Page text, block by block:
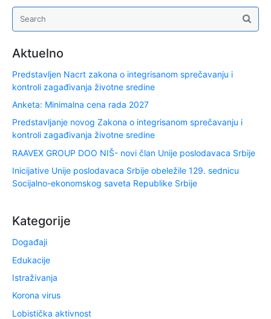
Aktuelno
Predstavljen Nacrt zakona o integrisanom sprečavanju i
kontroli zagađivanja životne sredine
Anketa: Minimalna cena rada 2027
Predstavljanje novog Zakona o integrisanom sprečavanju i
kontroli zagađivanja životne sredine
RAAVEX GROUP DOO NIŠ- novi član Unije poslodavaca Srbije
Inicijative Unije poslodavaca Srbije obeležile 129. sednicu
Socijalno-ekonomskog saveta Republike Srbije
Kategorije
Događaji
Edukacije
Istraživanja
Korona virus
Lobistička aktivnost